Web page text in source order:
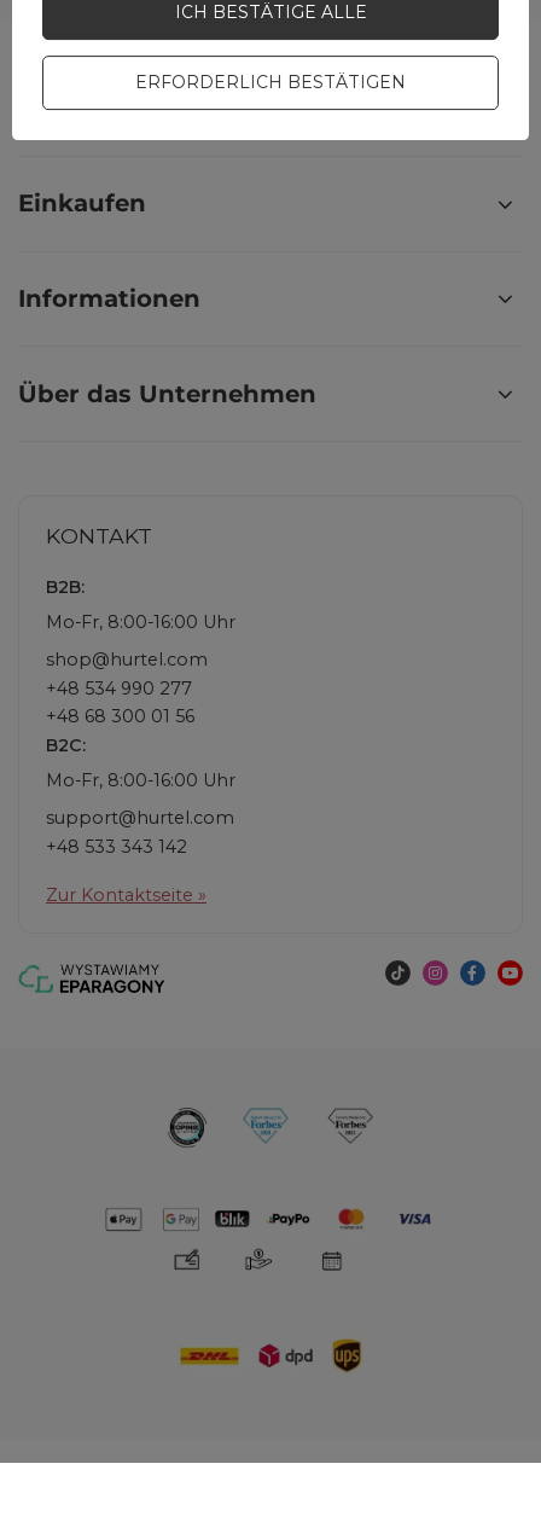
Meine Bestellung
Einkaufen
Informationen
Über das Unternehmen
KONTAKT
B2B:
Mo-Fr, 8:00-16:00 Uhr
shop@hurtel.com
+48 534 990 277
+48 68 300 01 56
B2C:
Mo-Fr, 8:00-16:00 Uhr
support@hurtel.com
+48 533 343 142
Zur Kontaktseite »
ERFORDERLICH BESTÄTIGEN
ICH BESTÄTIGE ALLE